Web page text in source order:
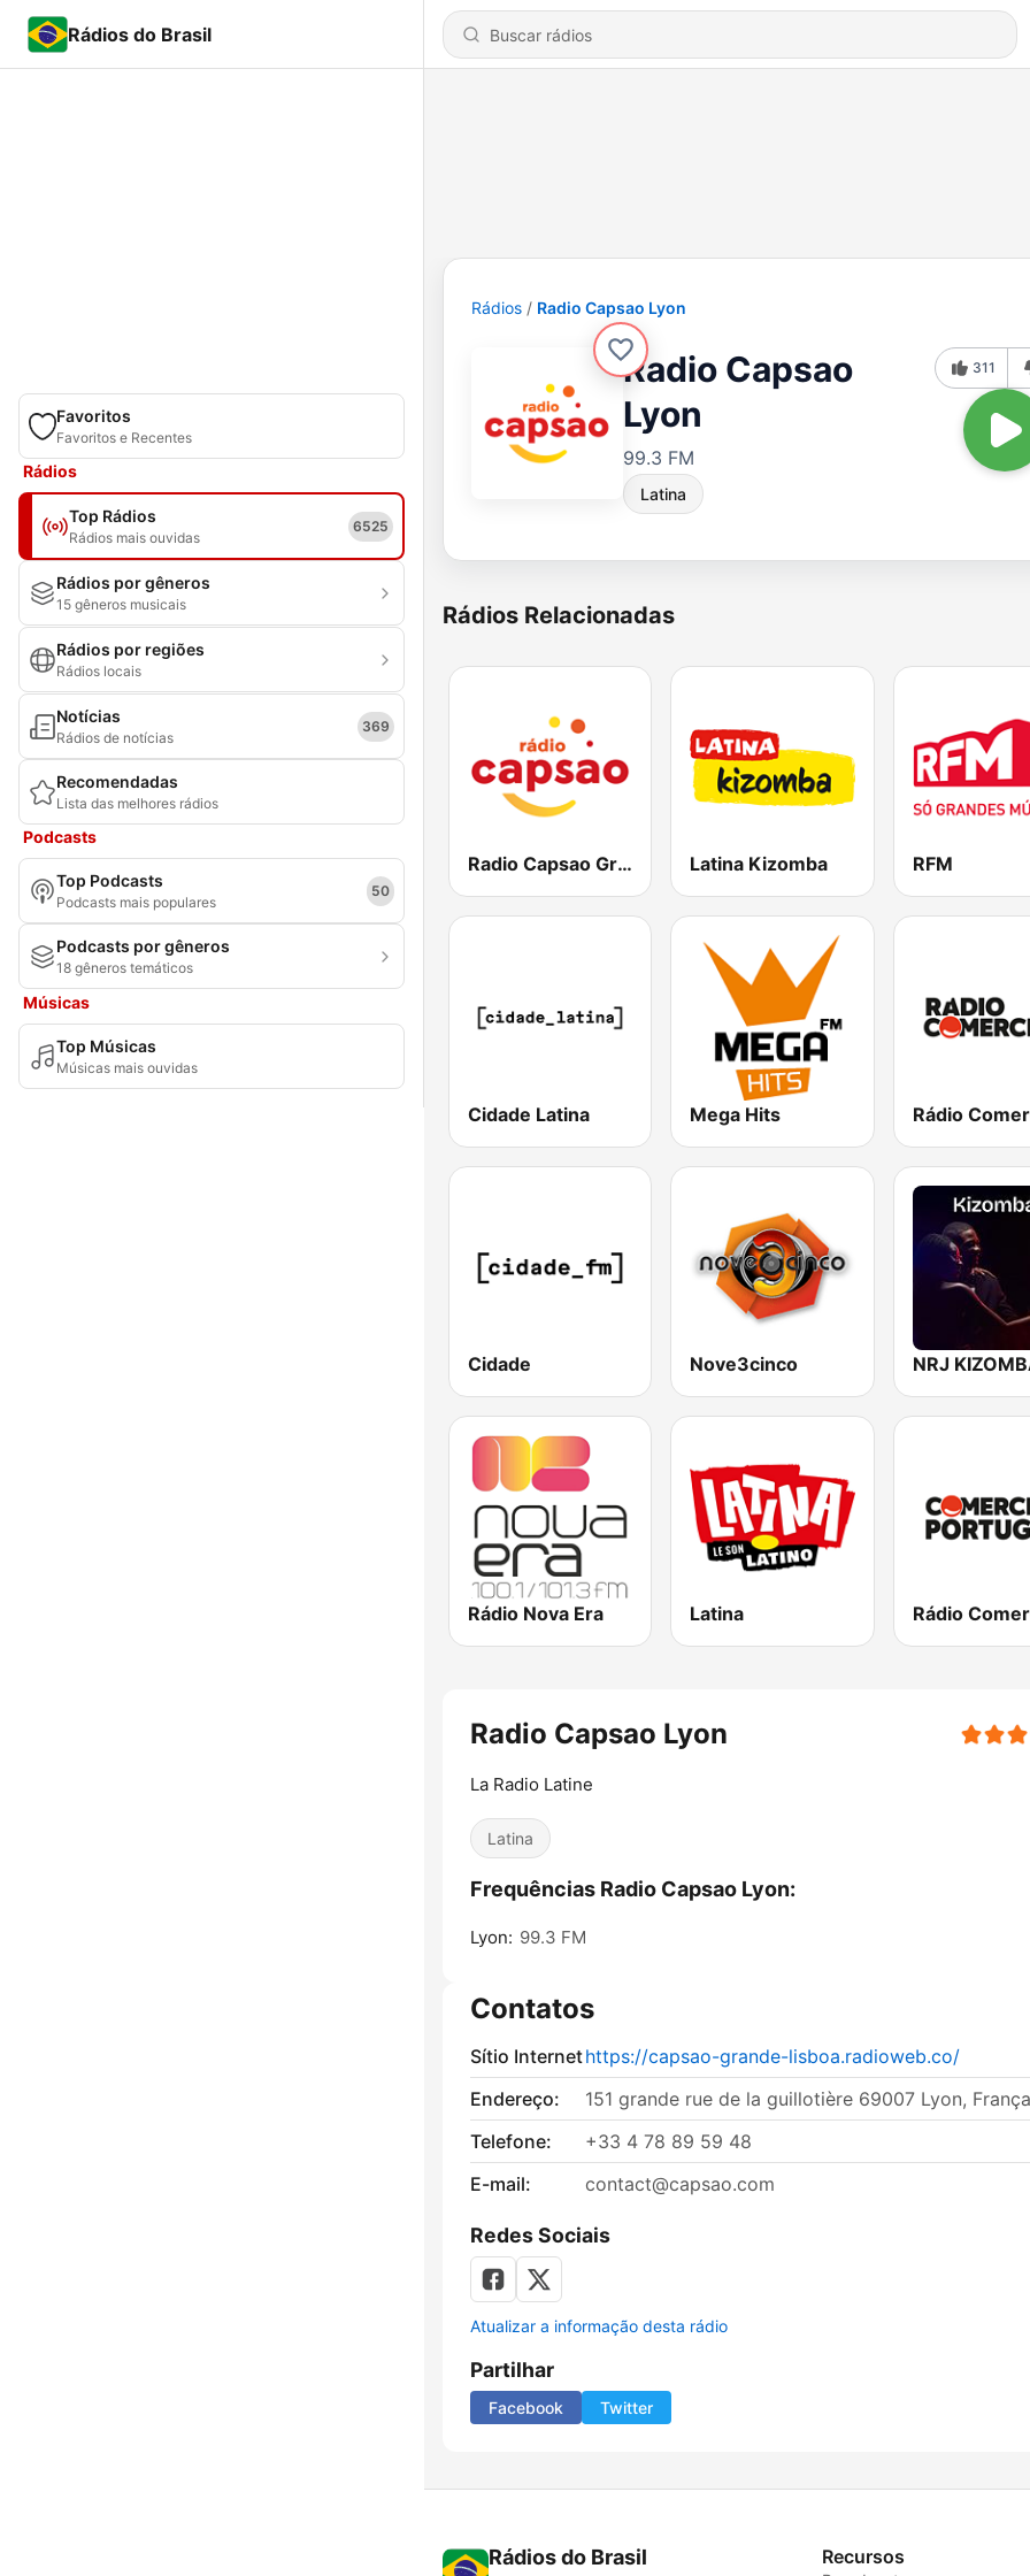
Rádios do Brasil
Favoritos
Favoritos e Recentes
Rádios
Top Rádios
Rádios mais ouvidas
6525
Rádios por gêneros
15 gêneros musicais
Rádios por regiões
Rádios locais
Notícias
Rádios de notícias
369
Recomendadas
Lista das melhores rádios
Podcasts
Top Podcasts
Podcasts mais populares
50
Podcasts por gêneros
18 gêneros temáticos
Músicas
Top Músicas
Músicas mais ouvidas
Rádios Radio Capsao Lyon
Radio Capsao
Lyon
99.3 FM
Latina
311
Rádios Relacionadas
Radio Capsao Grande Lisboa Latina Kizomba RFM
Cidade Latina Mega Hits Rádio
Cidade Nove3cinco NRJ
Rádio Nova Era Latina
Radio Capsao Lyon
La Radio Latine
Latina
Frequências Radio Capsao Lyon:
Lyon: 99.3 FM
Contatos
Sítio Internethttps://capsao-grande-lisboa.radioweb.co/
Endereço:
151 grande rue de la guillotière 69007 Lyon, França
Telefone:
+33 4 78 89 59 48
E-mail:
contact@capsao.com
Redes Sociais
Atualizar a informação desta rádio
Partilhar
Facebook Twitter
Rádios do Brasil Recursos